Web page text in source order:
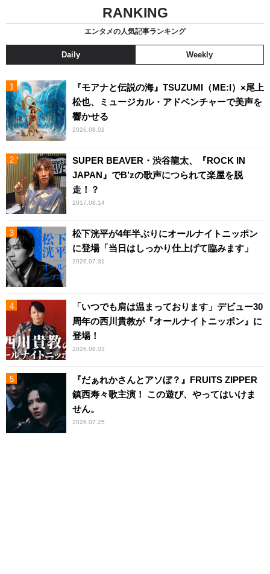
RANKING
エンタメの人気記事ランキング
Daily Weekly
『モアナと伝説の海』TSUZUMI（ME:I）×尾上
松也、ミュージカル・アドベンチャーで美声を
響かせる
2026.08.01
SUPER BEAVER・渋谷龍太、『ROCK IN
JAPAN』でB’zの歌声につられて楽屋を脱
走！？
2017.08.14
松下洸平が4年半ぶりにオールナイトニッポン
に登場「当日はしっかり仕上げて臨みます」
2026.07.31
「いつでも肩は温まっております」デビュー30
周年の西川貴教が『オールナイトニッポン』に
登場！
2026.08.03
『だぁれかさんとアソぼ？』FRUITS ZIPPER
鎮西寿々歌主演！ この遊び、やってはいけま
せん。
2026.07.25